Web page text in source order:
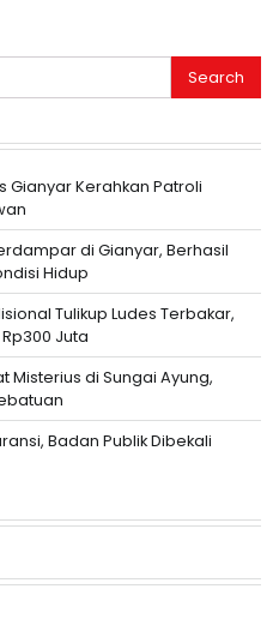
Gianyar Kerahkan Patroli
di Gianyar, Berhasil
Hidup
Tulikup Ludes Terbakar,
Juta
Misterius di Sungai Ayung,
Badan Publik Dibekali